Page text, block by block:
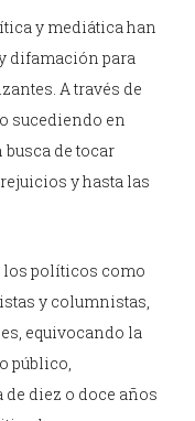
y mediática han
difamación para
A través de
sucediendo en
de tocar
y hasta las
los políticos como
y columnistas,
equivocando la
público,
diez o doce años